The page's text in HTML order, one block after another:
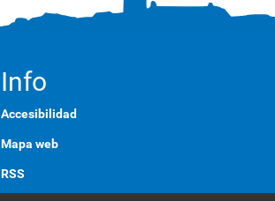
Info
Accesibilidad
Mapa web
RSS